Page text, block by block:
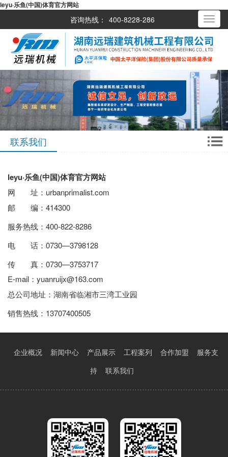
leyu·乐鱼(中国)体育官方网站
咨询热线： 400-8228-286
联系我们
leyu·乐鱼(中国)体育官方网站
网 址：urbanprimalist.com
邮 编：414300
服务热线：400-822-8286
电 话：0730—3798128
传 真：0730—3753717
E-mail： yuanruijx@163.com
总公司地址：湖南省临湘市三湾工业园
销售热线 ：13707400505
企业概况 新闻中心 产品展示 工程案列 合作加盟
服务支
持
联系我们
Toggle